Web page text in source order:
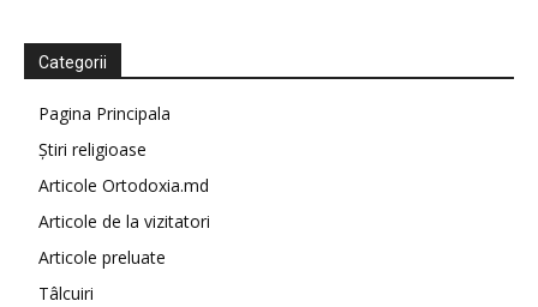
Categorii
Pagina Principala
Știri religioase
Articole Ortodoxia.md
Articole de la vizitatori
Articole preluate
Tâlcuiri